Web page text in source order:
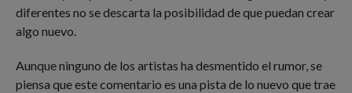
diferentes no se descarta la posibilidad de que puedan crear
algo nuevo.
Aunque ninguno de los artistas ha desmentido el rumor, se
piensa que este comentario es una pista de lo nuevo que trae